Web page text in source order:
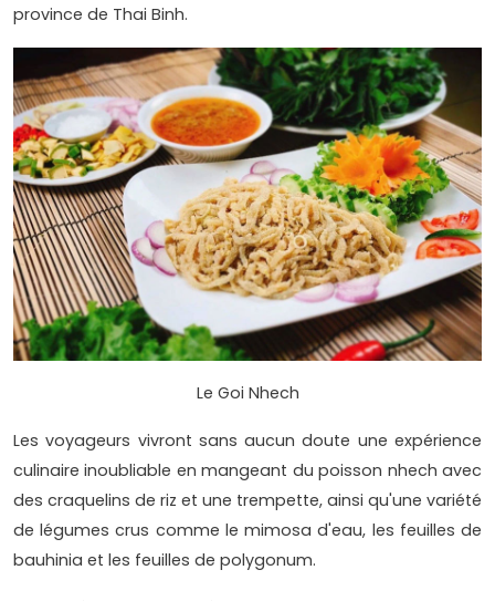
province de Thai Binh.
Le Goi Nhech
Les voyageurs vivront sans aucun doute une expérience
culinaire inoubliable en mangeant du poisson nhech avec
des craquelins de riz et une trempette, ainsi qu'une variété
de légumes crus comme le mimosa d'eau, les feuilles de
bauhinia et les feuilles de polygonum.